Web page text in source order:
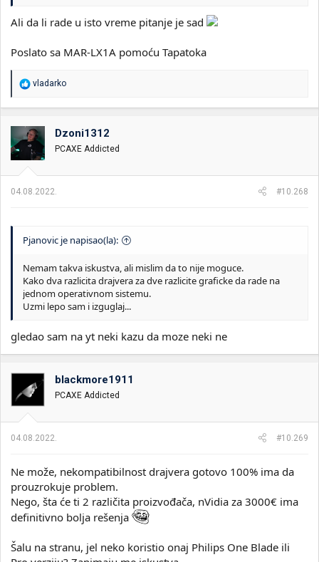
Ali da li rade u isto vreme pitanje je sad
Poslato sa MAR-LX1A pomoću Tapatoka
R
o
v
a
n
:
vladarko
Dzoni1312
PCAXE Addicted
04.08.2022. #10.268
Pjanovic je napisao(la):
Nemam takva iskustva, ali mislim da to nije moguce.
Kako dva razlicita drajvera za dve razlicite graficke da rade na
jednom operativnom sistemu.
Uzmi lepo sam i izguglaj...
gledao sam na yt neki kazu da moze neki ne
blackmore1911
PCAXE Addicted
04.08.2022. #10.269
Ne može, nekompatibilnost drajvera gotovo 100% ima da
prouzrokuje problem.
Nego, šta će ti 2 različita proizvođača, nVidia za 3000€ ima
definitivno bolja rešenja
Šalu na stranu, jel neko koristio onaj Philips One Blade ili